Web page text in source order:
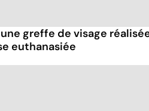
greffe de visage
euthanasiée